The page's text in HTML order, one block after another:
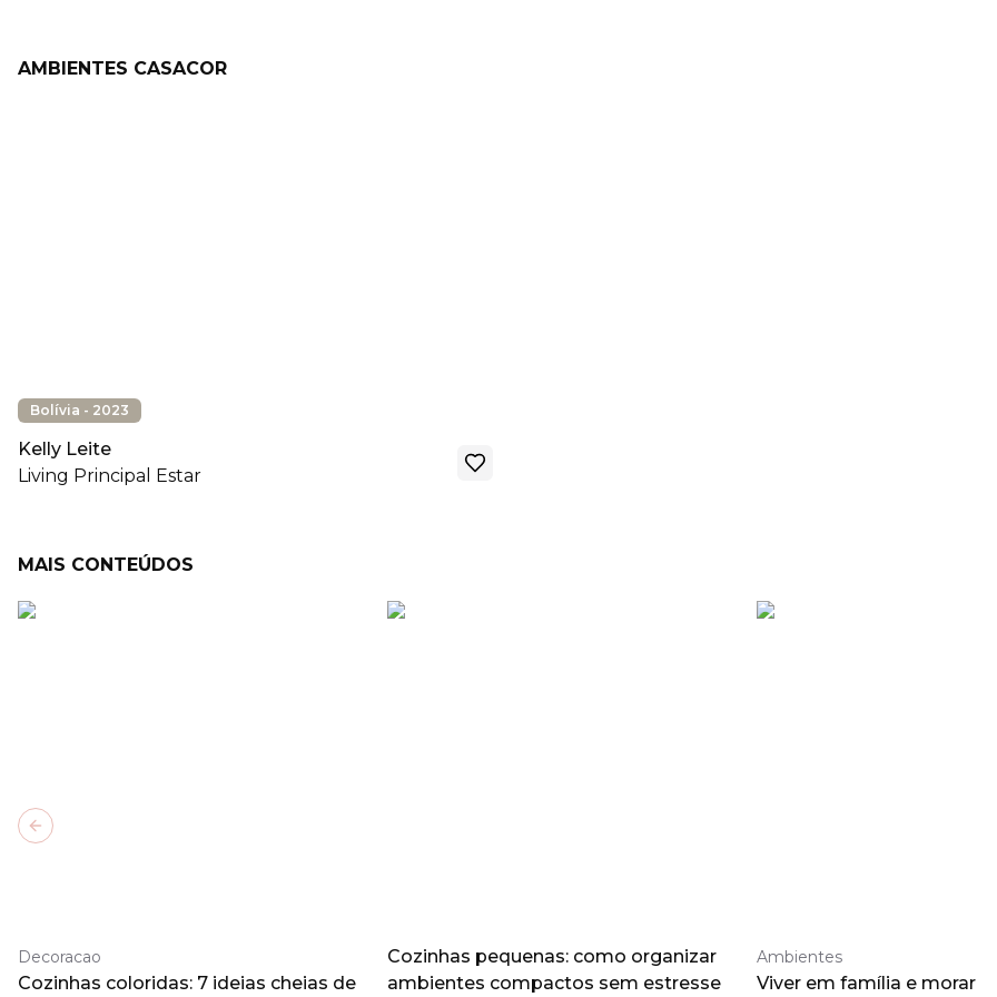
AMBIENTES CASACOR
Bolívia - 2023
Kelly Leite
Living Principal Estar
MAIS CONTEÚDOS
Decoracao
Cozinhas coloridas: 7 ideias cheias de
Cozinhas pequenas: como organizar
ambientes compactos sem estresse
Ambientes
Viver em família e morar
Previous slide